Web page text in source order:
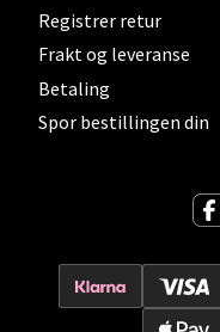
Registrer retur
Frakt og leveranse
Betaling
Spor bestillingen din
Leirvik - Stord